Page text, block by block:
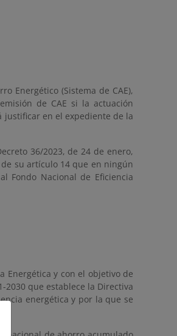
Energético (Sistema de CAE),
de CAE si la actuación
justificar en el expediente de la
36/2023, de 24 de enero,
su artículo 14 que en ningún
Fondo Nacional de Eficiencia
Energética y con el objetivo de
que establece la Directiva
energética y por la que se